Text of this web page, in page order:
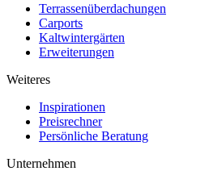
Terrassenüberdachungen
Carports
Kaltwintergärten
Erweiterungen
Weiteres
Inspirationen
Preisrechner
Persönliche Beratung
Unternehmen